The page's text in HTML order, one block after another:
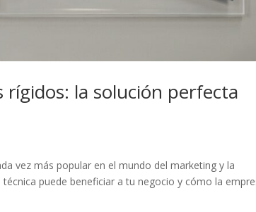
la solución perfecta
vez más popular en el mundo del marketing y la
puede beneficiar a tu negocio y cómo la